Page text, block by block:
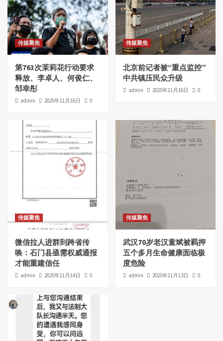
传媒聚焦
第763次茉莉花行动要求
释放、李卓人、何俊仁、
邹幸彤
admin 2025年11月16日 0
传媒聚焦
北京前记者被“重点监控”
中共镇压民众升级
admin 2025年11月16日 0
传媒聚焦
微信拉人进群到跨省传
唤：石门县亟需权威通报
才能重建信任
admin 2025年11月14日 0
传媒聚焦
武汉70岁老汉童斌被羁押
五个多月生命健康面临极
度危险
admin 2025年11月13日 0